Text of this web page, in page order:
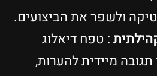
ולשפר את הביצועים.
: טפח דיאלוג
תגובה מיידית להערות,